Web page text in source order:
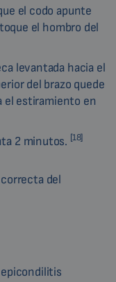
el codo apunte
el hombro del
levantada hacia el
del brazo quede
el estiramiento en
2 minutos. [18]
del